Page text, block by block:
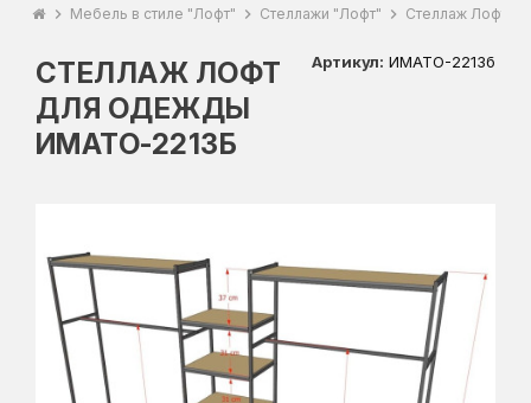
chevron_right Мебель в стиле "Лофт" chevron_right Стеллажи "Лофт" chevron_right Стеллаж Лофт
СТЕЛЛАЖ ЛОФТ
ДЛЯ ОДЕЖДЫ
ИМАТО-2213Б
Артикул: ИМАТО-2213б